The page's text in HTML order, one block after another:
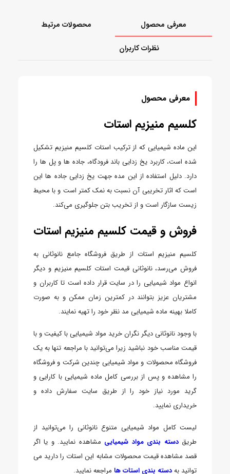
معرفی محصول محصولات مرتبط
نظرات کاربران
معرفی محصول
کلسیم منیزیم استات
این ماده شیمیایی که از ترکیب استات کلسیم منیزیم تشکیل
شده است، کاربرد یخ زدایی باند فرودگاه، جاده ها و پل ها را
دارد. دلیل استفاده از این مده جهت یخ زدایی جاده ها این
است که اثار تخریبی آن نسبت به نمک کمتر است و با محیط
زیست سازگار است و از تخریب بتن جلوگیری می‌کند.
فروش و قیمت کلسیم منیزیم استات
کلسیم منیزیم استات از طریق فروشگاه جامع نانوثانی به
فروش می‌رسد، نانوثانی قیمت استات کلسیم منیزیم و دیگر
انواع مواد شیمیایی را در سایت قرار داده است تا کاربران و
مشتریان عزیز بتوانند در کمترین زمان ممکن و به صورت
کاملا بهینه ماده شیمیایی مد نظر خود را تهیه نمایند.
با وجود نانوثانی دیگر نگران خرید مواد شیمیایی با کیفیت و با
قیمت مناسب خود نباشید زیرا می‌توانید با مراجعه تنها به یک
فروشگاه محصولات و مواد شیمیایی چندین شرکت و فروشگاه
را مشاهده و پس از بررسی کامل ماده شیمیایی با کارایی و
گرید مورد نیاز خود را از طریق سایت سفارش داده و
خریداری نمایید.
لیست کامل مواد شیمیایی متنوع نانوثانی را می‌توانید از
طریقدسته بندی مواد شیمیایی مشاهده نمایید. و یا اگر
قصد مشاهده قیمت محصولات مشابه این استات را دارید می
توانید بهدسته بندی استات ها مراجعه نمایید.